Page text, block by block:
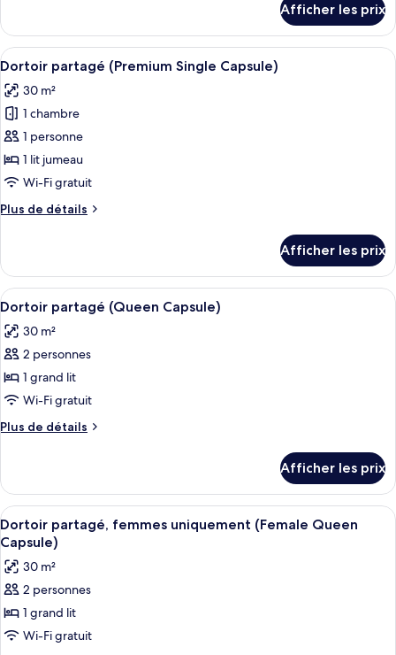
Dortoir
partagé,
femmes
uniquement
(One
Bed
Capsule)
Dortoir
partagé,
femmes
uniquement
(One
Bed
Capsule)
Afficher les prix
Afficher
toutes
les
photos
pour
ce
type
chambre :
(Premium
Single
Capsule)
Un lit bien fait, avec une serviette et
7
Dortoir partagé (Premium Single Capsule)
30 m²
1 chambre
1 personne
1 lit jumeau
Wi-Fi gratuit
Plus de détails
Plus
Dortoir
partagé
(Premium
Capsule)
Afficher les prix
Afficher
toutes
les
photos
pour
ce
type
de
Dortoir
partagé
(Queen
Capsule)
Une chambre d’hôtel avec un
5
Dortoir partagé (Queen Capsule)
30 m²
2 personnes
1 grand lit
Wi-Fi gratuit
Plus de détails
Plus
Dortoir
partagé
(Queen
Capsule)
Afficher les prix
Afficher
toutes
les
photos
pour
ce
type
Une chambre d’hôtel avec un
5
Dortoir partagé, femmes uniquement (Female Queen
Capsule)
30 m²
2 personnes
1 grand lit
Wi-Fi gratuit